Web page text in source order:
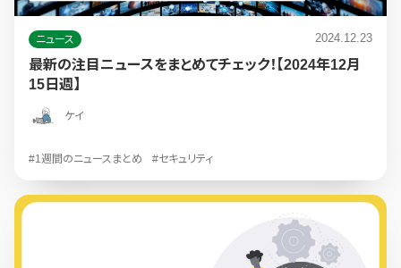
ニュース 2024.12.23
最新の注目ニュースをまとめてチェック！【2024年12月
15日週】
ケイ
#1週間のニュースまとめ #セキュリティ